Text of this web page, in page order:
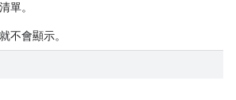
單。
不會顯示。